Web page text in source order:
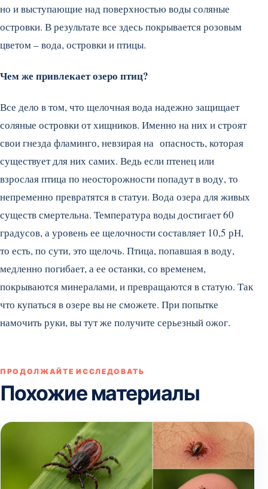
но и выступающие над поверхностью воды соляные
островки. В результате все здесь покрывается розовым
цветом – вода, островки и птицы.
Чем же привлекает озеро птиц?
Все дело в том, что щелочная вода надежно защищает
соляные островки от хищников. Именно на них и строят
свои гнезда фламинго, невзирая на опасность, которая
существует для них самих. Ведь если птенец или
взрослая птица по неосторожности попадут в воду, то
непременно превратятся в статуи. Вода озера для живых
существ смертельна. Температура воды достигает 60
градусов, а уровень ее щелочности составляет 10,5 рН,
то есть, по сути, это щелочь. Птица, попавшая в воду,
медленно погибает, а ее останки, со временем,
покрываются минералами, и превращаются в статую. Так
что купаться в озере вы не сможете. При попытке
намочить руки, вы тут же получите серьезный ожог.
ПРОДОЛЖАЙТЕ ИССЛЕДОВАТЬ
Похожие материалы